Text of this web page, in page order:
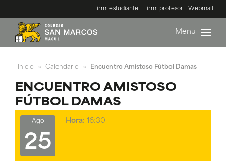
Lirmi estudiante Lirmi profesor Webmail
Menu
Inicio » Calendario » Encuentro Amistoso Fútbol Damas
ENCUENTRO AMISTOSO
FÚTBOL DAMAS
Ago
25
Hora: 16:30